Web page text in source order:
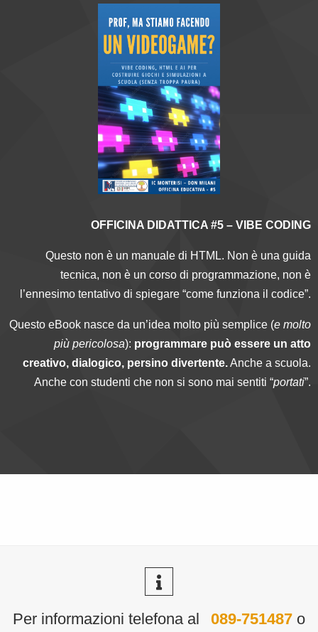
OFFICINA DIDATTICA #5 – VIBE CODING
Questo non è un manuale di HTML. Non è una guida
tecnica, non è un corso di programmazione, non è
l’ennesimo tentativo di spiegare “come funziona il codice”.
Questo eBook nasce da un’idea molto più semplice (e molto
più pericolosa): programmare può essere un atto
creativo, dialogico, persino divertente.Anche a scuola.
Anche con studenti che non si sono mai sentiti “portati”.
Per informazioni telefona al 089-751487 o